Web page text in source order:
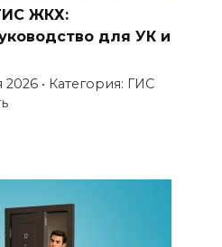
ЖКХ:
для УК и
• Категория: ГИС